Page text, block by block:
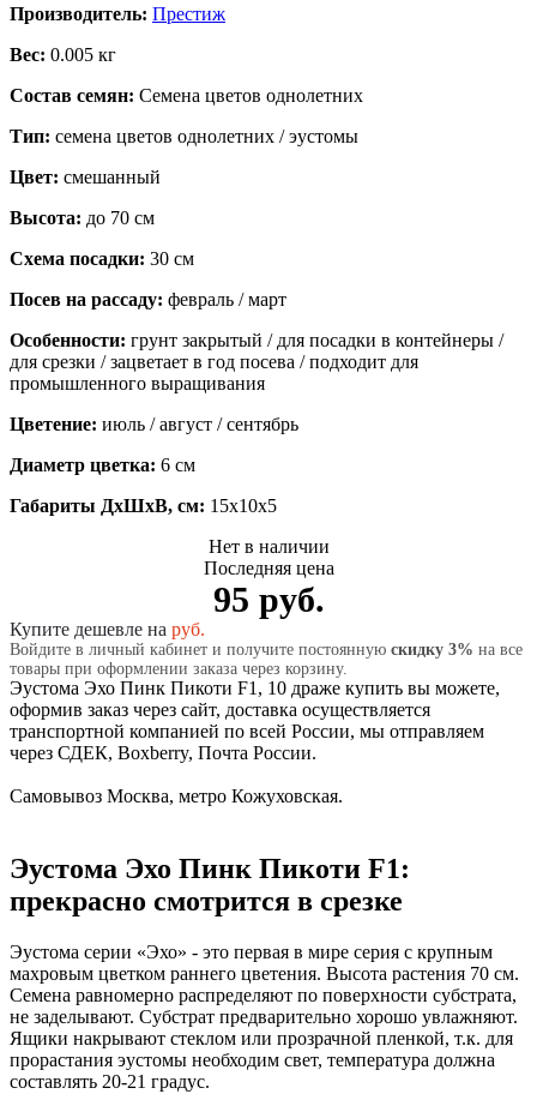
Производитель: Престиж
Вес: 0.005 кг
Состав семян: Семена цветов однолетних
Тип: семена цветов однолетних / эустомы
Цвет: смешанный
Высота: до 70 см
Схема посадки: 30 см
Посев на рассаду: февраль / март
Особенности: грунт закрытый / для посадки в контейнеры /
для срезки / зацветает в год посева / подходит для
промышленного выращивания
Цветение: июль / август / сентябрь
Диаметр цветка: 6 см
Габариты ДхШхВ, см: 15x10x5
Нет в наличии
Последняя цена
95 руб.
Купите дешевле на руб.
Войдите в личный кабинет и получите постоянную скидку 3% на все
товары при оформлении заказа через корзину.
Эустома Эхо Пинк Пикоти F1, 10 драже купить вы можете,
оформив заказ через сайт, доставка осуществляется
транспортной компанией по всей России, мы отправляем
через СДЕК, Boxberry, Почта России.
Самовывоз Москва, метро Кожуховская.
Эустома Эхо Пинк Пикоти F1:
прекрасно смотрится в срезке
Эустома серии «Эхо» - это первая в мире серия с крупным
махровым цветком раннего цветения. Высота растения 70 см.
Семена равномерно распределяют по поверхности субстрата,
не заделывают. Субстрат предварительно хорошо увлажняют.
Ящики накрывают стеклом или прозрачной пленкой, т.к. для
прорастания эустомы необходим свет, температура должна
составлять 20-21 градус.